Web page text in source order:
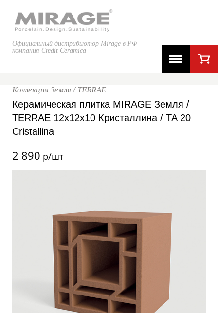
Официальный дистрибьютор Mirage в РФ
компания Credit Ceramica
Коллекция Земля / TERRAE
Керамическая плитка MIRAGE Земля /
TERRAE 12x12x10 Кристаллина / TA 20
Cristallina
2 890 р/шт